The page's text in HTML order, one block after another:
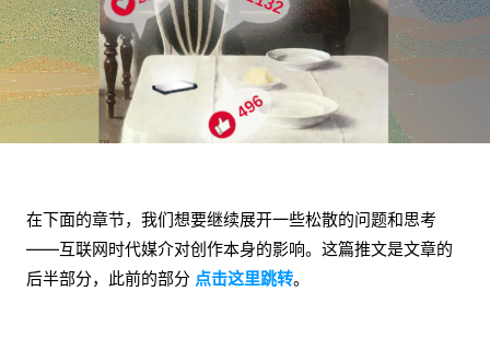
在下面的章节，我们想要继续展开一些松散的问题和思考
——互联网时代媒介对创作本身的影响。这篇推文是文章的
后半部分，此前的部分 点击这里跳转。